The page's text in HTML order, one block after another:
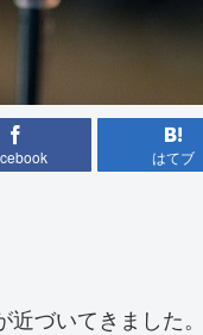
はてブ
づいてきました。